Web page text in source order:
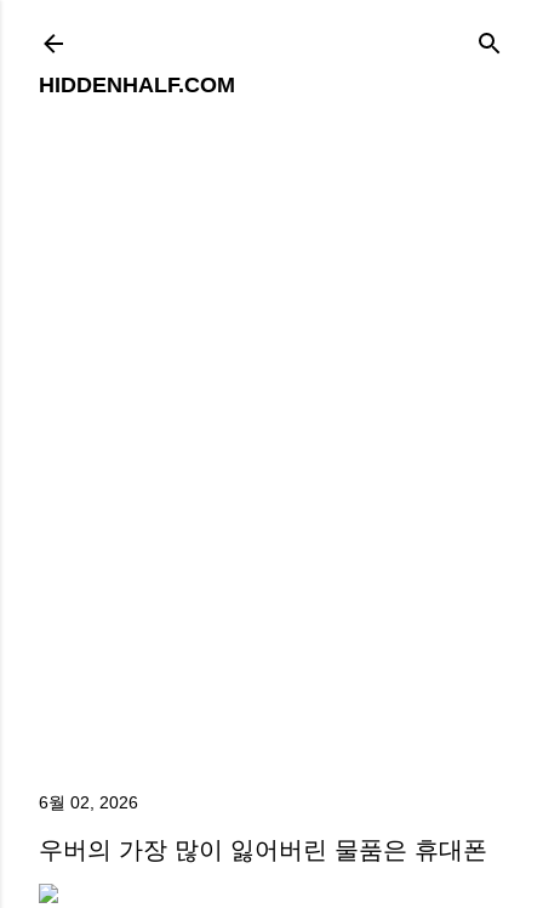
HIDDENHALF.COM
6월 02, 2026
우버의 가장 많이 잃어버린 물품은 휴대폰